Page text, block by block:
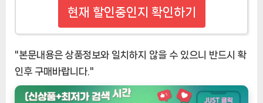
현재 할인중인지 확인하기
"본문내용은 상품정보와 일치하지 않을 수 있으니 반드시 확
인후 구매바랍니다."